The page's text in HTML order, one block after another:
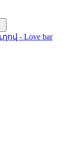
- Love bar